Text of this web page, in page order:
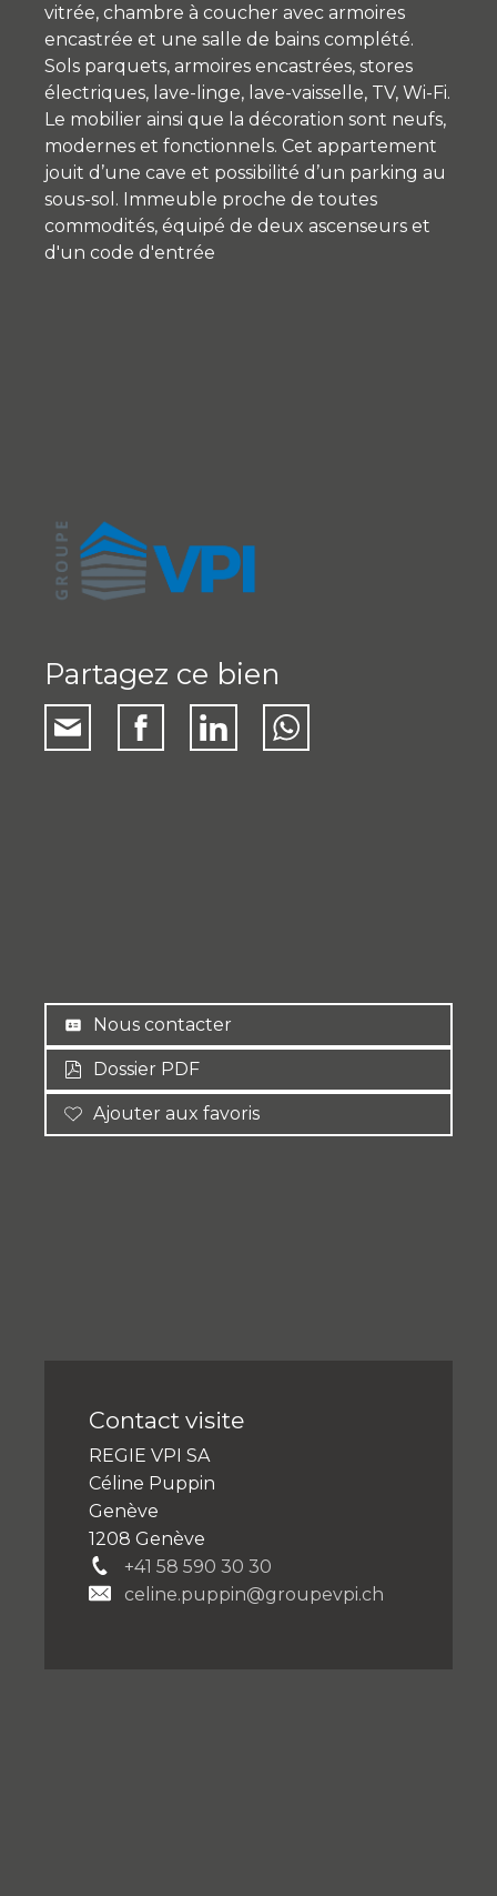
vitrée, chambre à coucher avec armoires
encastrée et une salle de bains complété.
Sols parquets, armoires encastrées, stores
électriques, lave-linge, lave-vaisselle, TV, Wi-Fi.
Le mobilier ainsi que la décoration sont neufs,
modernes et fonctionnels. Cet appartement
jouit d’une cave et possibilité d’un parking au
sous-sol. Immeuble proche de toutes
commodités, équipé de deux ascenseurs et
d'un code d'entrée
Partagez ce bien
Nous contacter
Dossier PDF
Ajouter aux favoris
Contact visite
REGIE VPI SA
Céline Puppin
Genève
1208 Genève
+41 58 590 30 30
celine.puppin@groupevpi.ch